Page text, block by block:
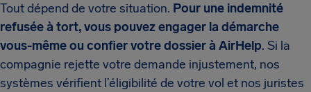
Tout dépend de votre situation. Pour une indemnité
refusée à tort, vous pouvez engager la démarche
vous-même ou confier votre dossier à AirHelp. Si la
compagnie rejette votre demande injustement, nos
systèmes vérifient l’éligibilité de votre vol et nos juristes